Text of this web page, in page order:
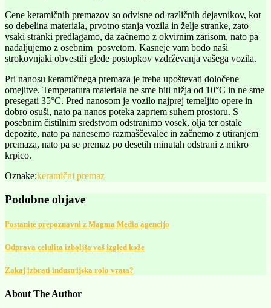
Cene keramičnih premazov so odvisne od različnih dejavnikov, kot
so debelina materiala, prvotno stanja vozila in želje stranke, zato
vsaki stranki predlagamo, da začnemo z okvirnim zarisom, nato pa
nadaljujemo z osebnim posvetom. Kasneje vam bodo naši
strokovnjaki obvestili glede postopkov vzdrževanja vašega vozila.
Pri nanosu keramičnega premaza je treba upoštevati določene
omejitve. Temperatura materiala ne sme biti nižja od 10°C in ne sme
presegati 35°C. Pred nanosom je vozilo najprej temeljito opere in
dobro osuši, nato pa nanos poteka zaprtem suhem prostoru. S
posebnim čistilnim sredstvom odstranimo vosek, olja ter ostale
depozite, nato pa nanesemo razmaščevalec in začnemo z utiranjem
premaza, nato pa se premaz po desetih minutah odstrani z mikro
krpico.
Oznake:keramični premaz
Podobne objave
Postanite prepoznavni z Magma Media agencijo
Odprava celulita izboljša vaš izgled kože
Zakaj izbrati industrijska rolo vrata?
About The Author